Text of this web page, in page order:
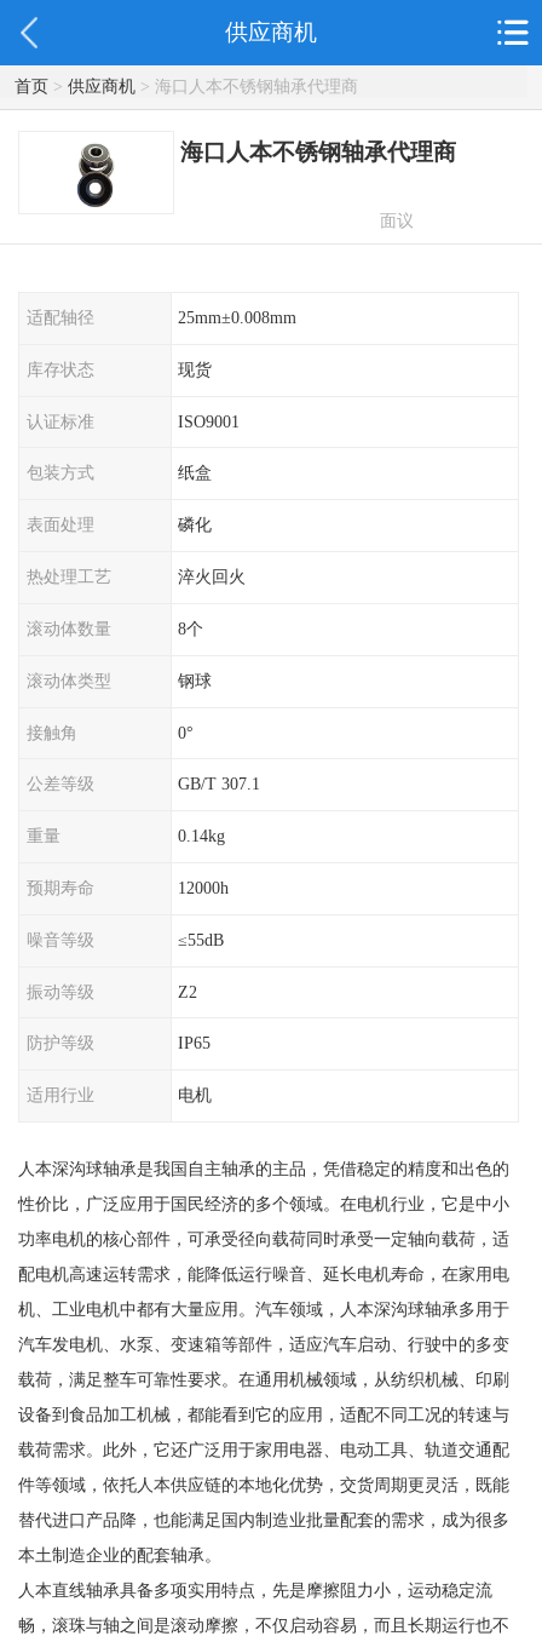
供应商机
首页> 供应商机> 海口人本不锈钢轴承代理商
海口人本不锈钢轴承代理商
面议
适配轴径 25mm±0.008mm
库存状态 现货
认证标准 ISO9001
包装方式 纸盒
表面处理 磷化
热处理工艺 淬火回火
滚动体数量 8个
滚动体类型 钢球
接触角 0°
公差等级 GB/T 307.1
重量 0.14kg
预期寿命 12000h
噪音等级 ≤55dB
振动等级 Z2
防护等级 IP65
适用行业 电机
人本深沟球轴承是我国自主轴承的主品，凭借稳定的精度和出色的
性价比，广泛应用于国民经济的多个领域。在电机行业，它是中小
功率电机的核心部件，可承受径向载荷同时承受一定轴向载荷，适
配电机高速运转需求，能降低运行噪音、延长电机寿命，在家用电
机、工业电机中都有大量应用。汽车领域，人本深沟球轴承多用于
汽车发电机、水泵、变速箱等部件，适应汽车启动、行驶中的多变
载荷，满足整车可靠性要求。在通用机械领域，从纺织机械、印刷
设备到食品加工机械，都能看到它的应用，适配不同工况的转速与
载荷需求。此外，它还广泛用于家用电器、电动工具、轨道交通配
件等领域，依托人本供应链的本地化优势，交货周期更灵活，既能
替代进口产品降，也能满足国内制造业批量配套的需求，成为很多
本土制造企业的配套轴承。
人本直线轴承具备多项实用特点，先是摩擦阻力小，运动稳定流
畅，滚珠与轴之间是滚动摩擦，不仅启动容易，而且长期运行也不